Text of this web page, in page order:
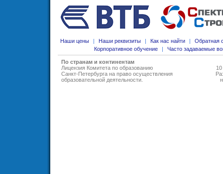
Наши цены | Наши реквизиты | Как нас найти |
Обратная
Корпоративное обучение
| Часто задаваемые
По странам и континентам
Лицензия Комитета по образованию
Санкт-Петербурга на право осуществления
образовательной деятельности